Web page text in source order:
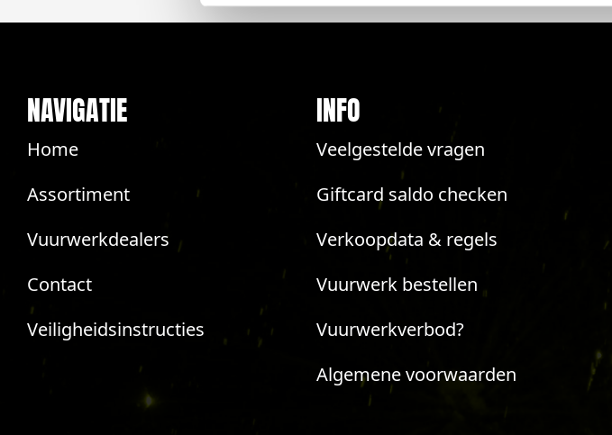
NAVIGATIE
Home
Assortiment
Vuurwerkdealers
Contact
Veiligheidsinstructies
INFO
Veelgestelde vragen
Giftcard saldo checken
Verkoopdata & regels
Vuurwerk bestellen
Vuurwerkverbod?
Algemene voorwaarden